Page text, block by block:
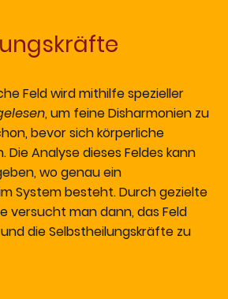
Feld wird mithilfe spezieller
, um feine Disharmonien zu
bevor sich körperliche
Die Analyse dieses Feldes kann
wo genau ein
System besteht. Durch gezielte
versucht man dann, das Feld
und die Selbstheilungskräfte zu